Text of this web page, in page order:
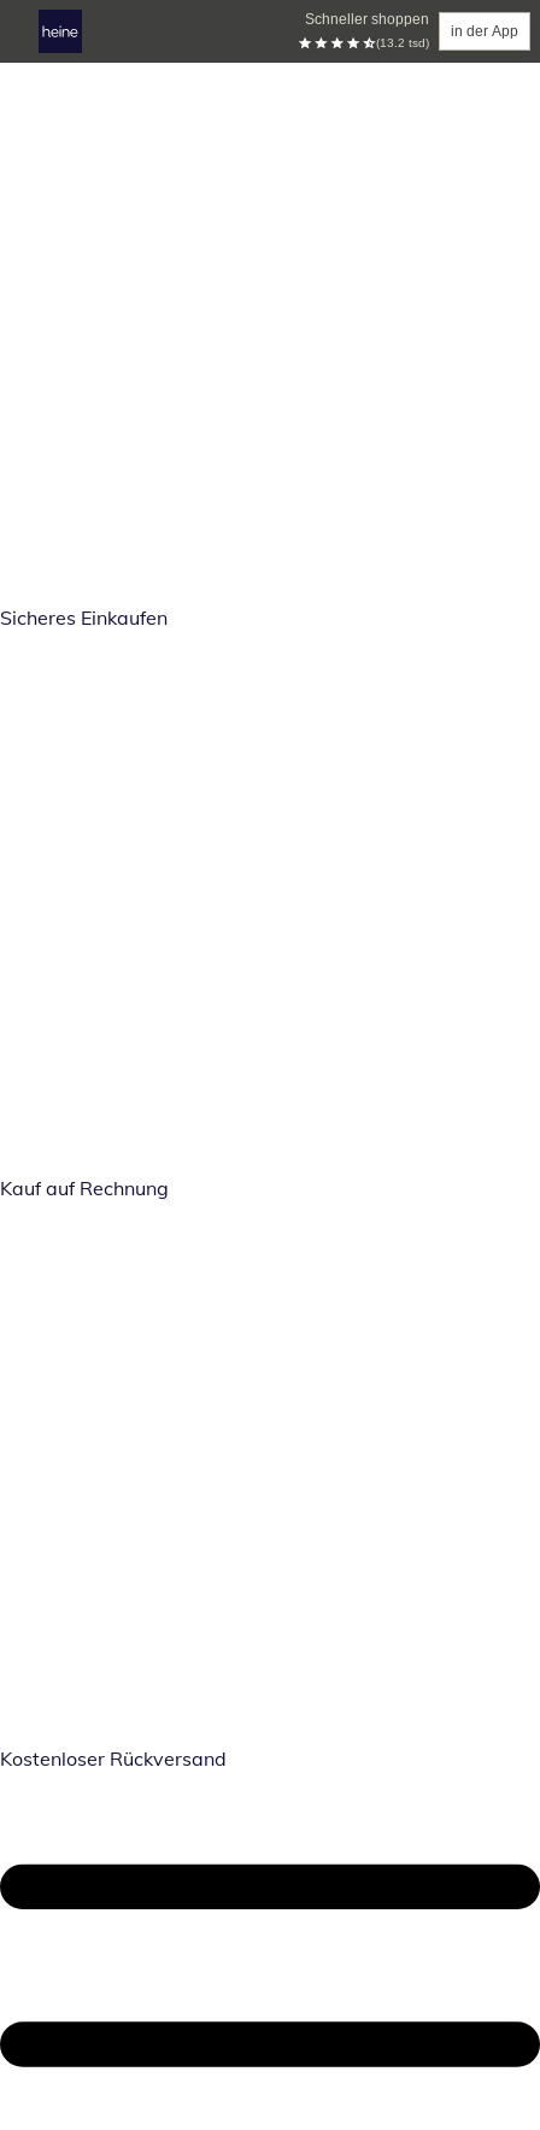
Schneller shoppen
(13.2 tsd)
in der App
Sicheres Einkaufen
Kauf auf Rechnung
Kostenloser Rückversand